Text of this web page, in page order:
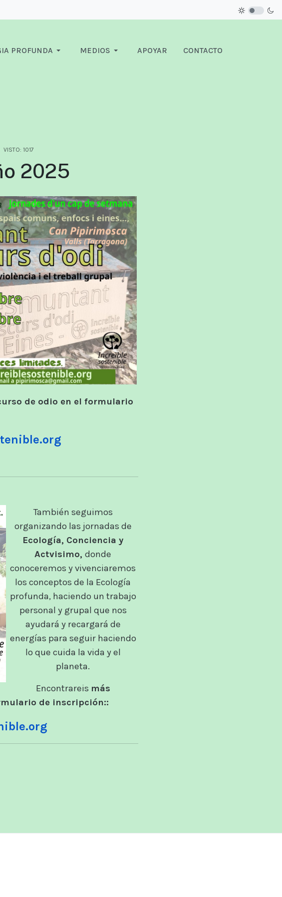
PROFUNDA MEDIOS APOYAR CONTACTO
VISTO: 1017
2025
de odio en el formulario
También seguimos
organizando las jornadas de
Ecología, Conciencia y
Actvisimo, donde
conoceremos y vivenciaremos
los conceptos de la Ecología
profunda, haciendo un trabajo
personal y grupal que nos
ayudará y recargará de
energías para seguir haciendo
lo que cuida la vida y el
planeta.
Encontrareis más
de inscripción::